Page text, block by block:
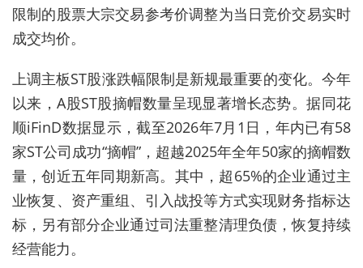
限制的股票大宗交易参考价调整为当日竞价交易实时
成交均价。
上调主板ST股涨跌幅限制是新规最重要的变化。今年
以来，A股ST股摘帽数量呈现显著增长态势。据同花
顺iFinD数据显示，截至2026年7月1日，年内已有58
家ST公司成功“摘帽”，超越2025年全年50家的摘帽数
量，创近五年同期新高。其中，超65%的企业通过主
业恢复、资产重组、引入战投等方式实现财务指标达
标，另有部分企业通过司法重整清理负债，恢复持续
经营能力。